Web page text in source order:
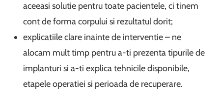
aceeasi solutie pentru toate pacientele, ci tinem
cont de forma corpului si rezultatul dorit;
explicatiile clare inainte de interventie – ne
alocam mult timp pentru a-ti prezenta tipurile de
implanturi si a-ti explica tehnicile disponibile,
etapele operatiei si perioada de recuperare.